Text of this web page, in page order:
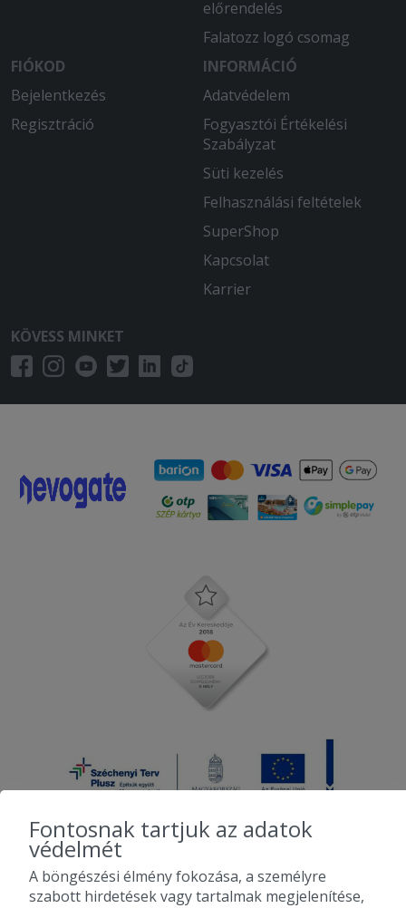
előrendelés
Falatozz logó csomag
FIÓKOD
Bejelentkezés
Regisztráció
INFORMÁCIÓ
Adatvédelem
Fogyasztói Értékelési
Szabályzat
Süti kezelés
Felhasználási feltételek
SuperShop
Kapcsolat
Karrier
KÖVESS MINKET
2010-2026 Copyright - Falatozz.hu - Diston-line Kft.
Fontosnak tartjuk az adatok
védelmét
A böngészési élmény fokozása, a személyre
szabott hirdetések vagy tartalmak megjelenítése,